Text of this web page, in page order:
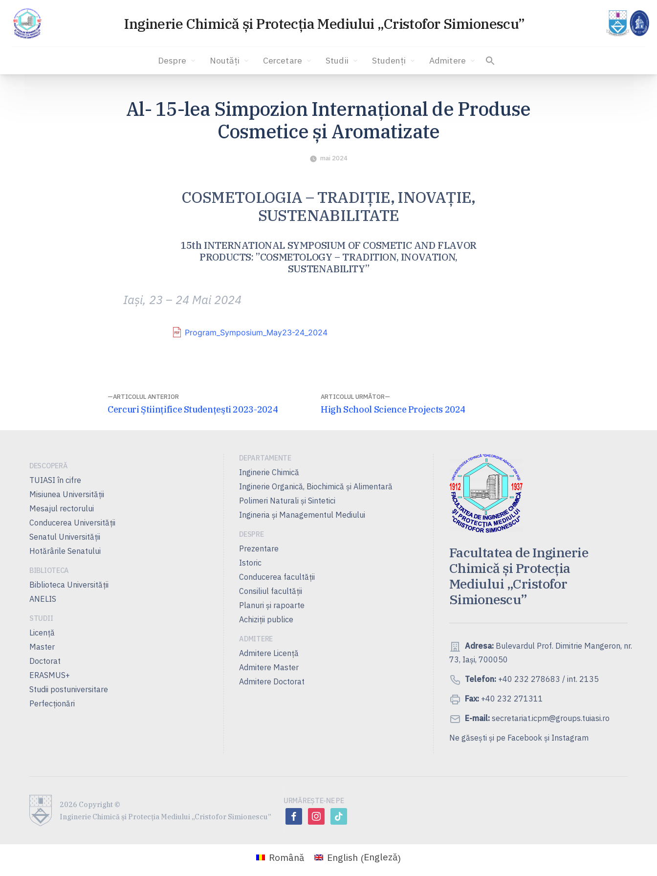
Inginerie Chimică și Protecția Mediului „Cristofor Simionescu”
Despre Noutăți Cercetare Studii Studenți Admitere
Al- 15-lea Simpozion Internațional de Produse
Cosmetice și Aromatizate
mai 2024
COSMETOLOGIA – TRADIȚIE, INOVAȚIE,
SUSTENABILITATE
15th INTERNATIONAL SYMPOSIUM OF COSMETIC AND FLAVOR
PRODUCTS: ”COSMETOLOGY – TRADITION, INOVATION,
SUSTENABILITY”
Iași, 23 – 24 Mai 2024
Program_Symposium_May23-24_2024
ARTICOLUL ANTERIOR
Articolul
Cercuri Ştiinţifice Studenţeşti 2023-2024
ARTICOLUL URMĂTOR
Articolul
High School Science Projects 2024
DESCOPERĂ
TUIASI în cifre
Misiunea Universităţii
Mesajul rectorului
Conducerea Universităţii
Senatul Universității
Hotărârile Senatului
BIBLIOTECA
Biblioteca Universității
ANELIS
STUDII
Licență
Master
Doctorat
ERASMUS+
Studii postuniversitare
Perfecționări
DEPARTAMENTE
Inginerie Chimică
Inginerie Organică, Biochimică şi Alimentară
Polimeri Naturali şi Sintetici
Ingineria și Managementul Mediului
DESPRE
Prezentare
Istoric
Conducerea facultății
Consiliul facultăţii
Planuri şi rapoarte
Achiziții publice
ADMITERE
Admitere Licenţă
Admitere Master
Admitere Doctorat
Facultatea de Inginerie
Chimică și Protecția
Mediului „Cristofor
Simionescu”
Adresa:Bulevardul Prof. Dimitrie Mangeron, nr.
73, Iași, 700050
Telefon:+40 232 278683 / int. 2135
Fax:+40 232 271311
E-mail:secretariat.icpm@groups.tuiasi.ro
Ne găsești și pe Facebook și Instagram
2026 Copyright ©
Inginerie Chimică și Protecția Mediului „Cristofor Simionescu”
URMĂREȘTE-NE PE
facebookinstagram
tiktok
Română English (Engleză)